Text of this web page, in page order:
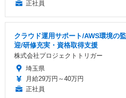
正社員
クラウド運用サポート/AWS環境の
迎/研修充実・資格取得支援
株式会社プロジェクトトリガー
埼玉県
月給29万円～40万円
正社員